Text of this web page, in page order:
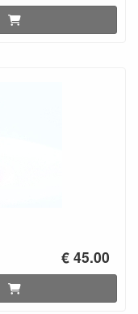
€ 45.00